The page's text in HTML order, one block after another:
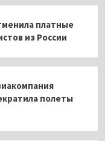
платные
из России
полеты